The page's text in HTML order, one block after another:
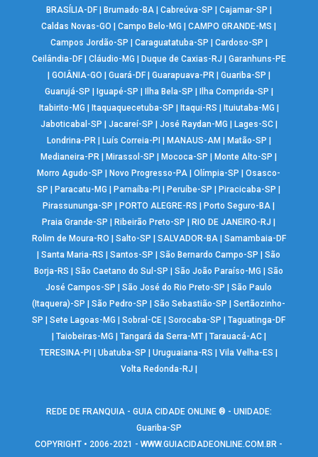
BRASÍLIA-DF| Brumado-BA| Cabreúva-SP Cajamar-SP
Caldas Novas-GO
|Campo Belo-MG |CAMPO GRANDE-MS
Campos Jordão-SP
Caraguatatuba-SP Cardoso-SP
Ceilândia-DF| Cláudio-MG Duque de Caxias-RJ
Garanhuns-PE
GOIÂNIA-GO Guará-DF| Guarapuava-PR| Guariba-SP
Guarujá-SP
Iguapé-SP Ilha Bela-SP Ilha Comprida-SP
Itabirito-MG
Itaquaquecetuba-SP Itaqui-RS Ituiutaba-MG
Jaboticabal-SP
Jacareí-SP José Raydan-MG Lages-SC|
Londrina-PR| Luís Correia-PI MANAUS-AM Matão-SP
Medianeira-PR
Mirassol-SP Mococa-SP Monte Alto-SP
Morro Agudo-SP
Novo Progresso-PA |Olímpia-SP |Osasco-
SP
Paracatu-MG Parnaíba-PI Peruíbe-SP Piracicaba-SP
Pirassununga-SP
PORTO ALEGRE-RS Porto Seguro-BA
Praia Grande-SP
Ribeirão Preto-SP RIO DE JANEIRO-RJ
Rolim de Moura-RO
Salto-SP SALVADOR-BA| Samambaia-DF
|Santa Maria-RS |Santos-SP |São Bernardo Campo-SP |São
Borja-RS
|São Caetano do Sul-SP |São João Paraíso-MG |São
José Campos-SP
|São José do Rio Preto-SP |São Paulo
(Itaquera)-SP
|São Pedro-SP |São Sebastião-SP |Sertãozinho-
SP
|Sete Lagoas-MG |Sobral-CE |Sorocaba-SP |Taguatinga-DF
Taiobeiras-MG Tangará da Serra-MT| Tarauacá-AC|
TERESINA-PI
|Ubatuba-SP |Uruguaiana-RS |Vila Velha-ES
Volta Redonda-RJ
REDE DE FRANQUIA - GUIA CIDADE ONLINE ® - UNIDADE:
Guariba-SP
COPYRIGHT • 2006-2021 -WWW.GUIACIDADEONLINE.COM.BR -